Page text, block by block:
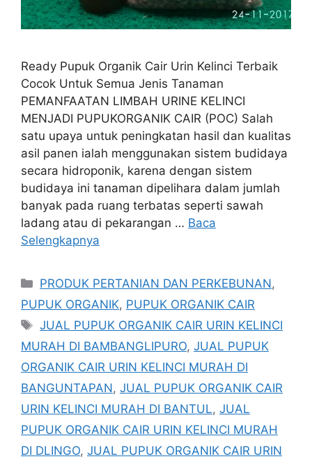
Ready Pupuk Organik Cair Urin Kelinci Terbaik
Cocok Untuk Semua Jenis Tanaman
PEMANFAATAN LIMBAH URINE KELINCI
MENJADI PUPUKORGANIK CAIR (POC) Salah
satu upaya untuk peningkatan hasil dan kualitas
asil panen ialah menggunakan sistem budidaya
secara hidroponik, karena dengan sistem
budidaya ini tanaman dipelihara dalam jumlah
banyak pada ruang terbatas seperti sawah
ladang atau di pekarangan … Baca
Selengkapnya
Kategori
PRODUK PERTANIAN DAN PERKEBUNAN,
PUPUK ORGANIK, PUPUK ORGANIK CAIR
Tag
JUAL PUPUK ORGANIK CAIR URIN KELINCI
MURAH DI BAMBANGLIPURO, JUAL PUPUK
ORGANIK CAIR URIN KELINCI MURAH DI
BANGUNTAPAN, JUAL PUPUK ORGANIK CAIR
URIN KELINCI MURAH DI BANTUL, JUAL
PUPUK ORGANIK CAIR URIN KELINCI MURAH
DI DLINGO, JUAL PUPUK ORGANIK CAIR URIN